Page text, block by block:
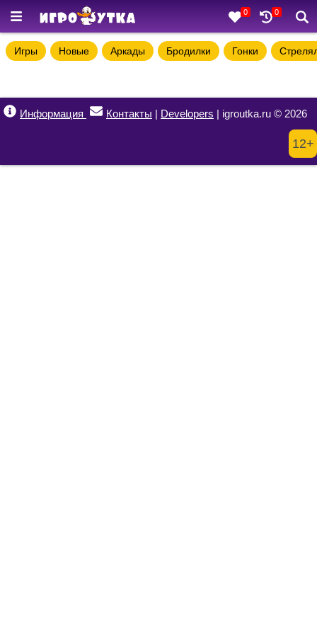
0 0
Игры Новые Аркады Бродилки Гонки
Информация Контакты | Developers | igroutka.ru © 2026
12+